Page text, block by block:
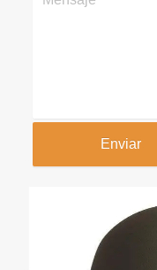
Enviar